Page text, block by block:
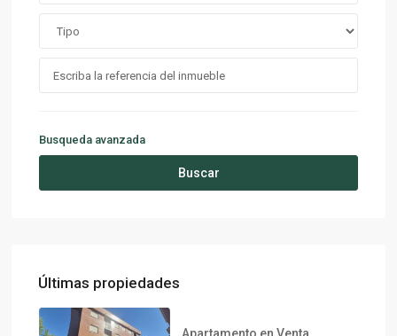
Busqueda avanzada
Buscar
Últimas propiedades